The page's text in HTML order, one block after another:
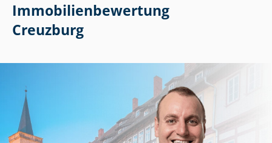
Immobilien­bewertung
Creuzburg